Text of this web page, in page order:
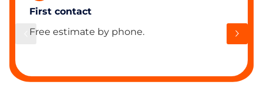
First contact
Free estimate by phone.